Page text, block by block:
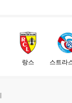
랑스 스트라